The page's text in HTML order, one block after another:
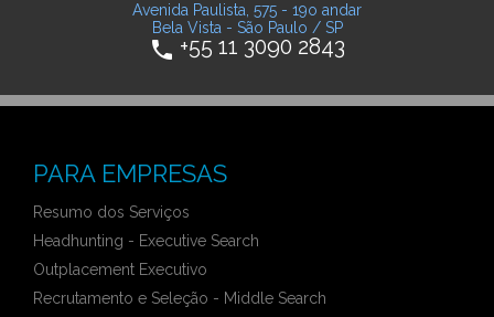
Avenida Paulista, 575 - 19o andar
Bela Vista - São Paulo / SP
phone +55 11 3090 2843
PARA EMPRESAS
Resumo dos Serviços
Headhunting - Executive Search
Outplacement Executivo
Recrutamento e Seleção - Middle Search